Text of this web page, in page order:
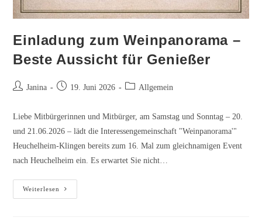
Einladung zum Weinpanorama –
Beste Aussicht für Genießer
Beitrags-
Janina
Beitrag19. Juni 2026
Beitrags-Allgemein
Liebe Mitbürgerinnen und Mitbürger, am Samstag und Sonntag – 20.
und 21.06.2026 – lädt die Interessengemeinschaft "Weinpanorama'"
Heuchelheim-Klingen bereits zum 16. Mal zum gleichnamigen Event
nach Heuchelheim ein. Es erwartet Sie nicht…
Weiterlesen
zum